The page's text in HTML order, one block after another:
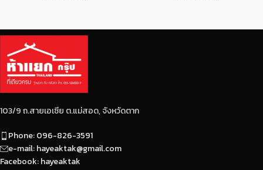
103/9 ถ.สายเอเซีย ต.แม่สอด, จังหวัดตาก
Phone: 096-826-3591
e-mail: hayeaktak@gmail.com
Facebook: hayeaktak